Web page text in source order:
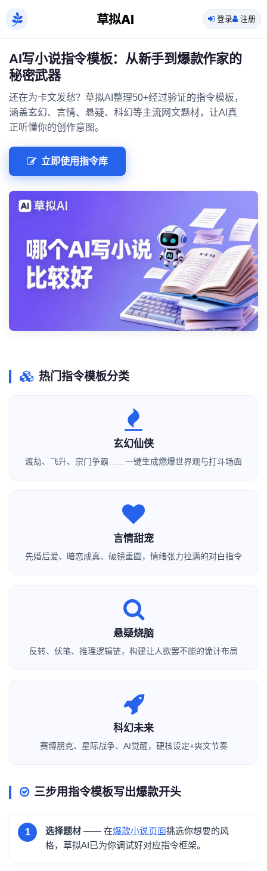
草拟AI 登录 注册
AI写小说指令模板：从新手到爆款作家的
秘密武器
还在为卡文发愁？草拟AI整理50+经过验证的指令模板，
涵盖玄幻、言情、悬疑、科幻等主流网文题材，让AI真
正听懂你的创作意图。
立即使用指令库
热门指令模板分类
玄幻仙侠
渡劫、飞升、宗门争霸……一键生成燃爆世界观与打斗场面
言情甜宠
先婚后爱、暗恋成真、破镜重圆，情绪张力拉满的对白指令
悬疑烧脑
反转、伏笔、推理逻辑链，构建让人欲罢不能的诡计布局
科幻未来
赛博朋克、星际战争、AI觉醒，硬核设定+爽文节奏
三步用指令模板写出爆款开头
1 选择题材 —— 在爆款小说页面挑选你想要的风
格，草拟AI已为你调试好对应指令框架。